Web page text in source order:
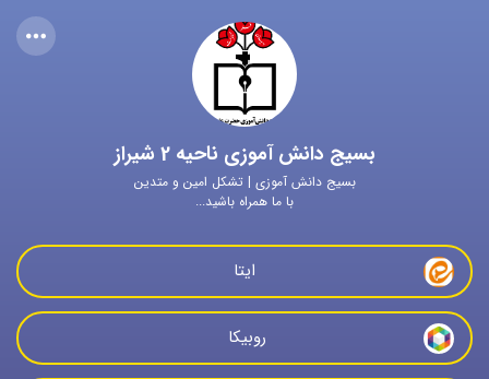
بسیج دانش آموزی ناحیه 2 شیراز
بسیج دانش آموزی | تشکل امین و متدین
با ما همراه باشید...
ایتا
روبیکا